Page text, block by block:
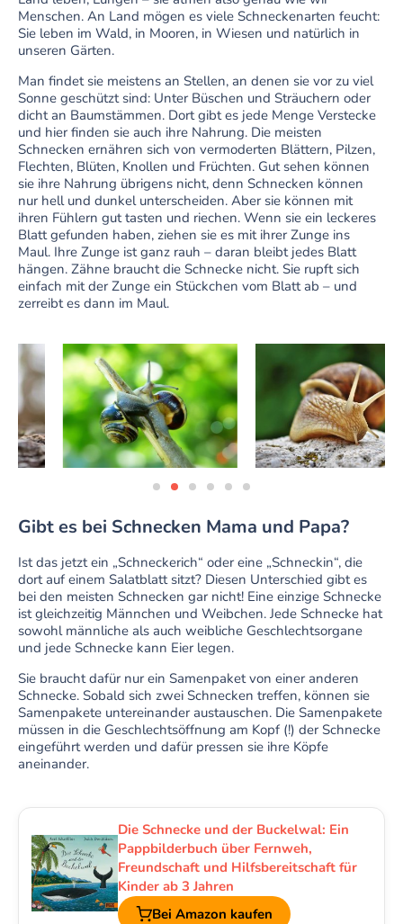
Menschen. An Land mögen es viele Schneckenarten feucht:
Sie leben im Wald, in Mooren, in Wiesen und natürlich in
unseren Gärten.
Man findet sie meistens an Stellen, an denen sie vor zu viel
Sonne geschützt sind: Unter Büschen und Sträuchern oder
dicht an Baumstämmen. Dort gibt es jede Menge Verstecke
und hier finden sie auch ihre Nahrung. Die meisten
Schnecken ernähren sich von vermoderten Blättern, Pilzen,
Flechten, Blüten, Knollen und Früchten. Gut sehen können
sie ihre Nahrung übrigens nicht, denn Schnecken können
nur hell und dunkel unterscheiden. Aber sie können mit
ihren Fühlern gut tasten und riechen. Wenn sie ein leckeres
Blatt gefunden haben, ziehen sie es mit ihrer Zunge ins
Maul. Ihre Zunge ist ganz rauh – daran bleibt jedes Blatt
hängen. Zähne braucht die Schnecke nicht. Sie rupft sich
einfach mit der Zunge ein Stückchen vom Blatt ab – und
zerreibt es dann im Maul.
Gibt es bei Schnecken Mama und Papa?
Ist das jetzt ein „Schneckerich“ oder eine „Schneckin“, die
dort auf einem Salatblatt sitzt? Diesen Unterschied gibt es
bei den meisten Schnecken gar nicht! Eine einzige Schnecke
ist gleichzeitig Männchen und Weibchen. Jede Schnecke hat
sowohl männliche als auch weibliche Geschlechtsorgane
und jede Schnecke kann Eier legen.
Sie braucht dafür nur ein Samenpaket von einer anderen
Schnecke. Sobald sich zwei Schnecken treffen, können sie
Samenpakete untereinander austauschen. Die Samenpakete
müssen in die Geschlechtsöffnung am Kopf (!) der Schnecke
eingeführt werden und dafür pressen sie ihre Köpfe
aneinander.
Die Schnecke und der Buckelwal: Ein
Pappbilderbuch über Fernweh,
Freundschaft und Hilfsbereitschaft für
Kinder ab 3 Jahren
Bei Amazon kaufen